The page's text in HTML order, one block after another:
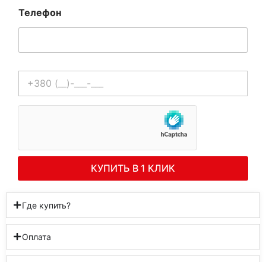
Телефон
Телефон*
КУПИТЬ В 1 КЛИК
Где купить?
Оплата